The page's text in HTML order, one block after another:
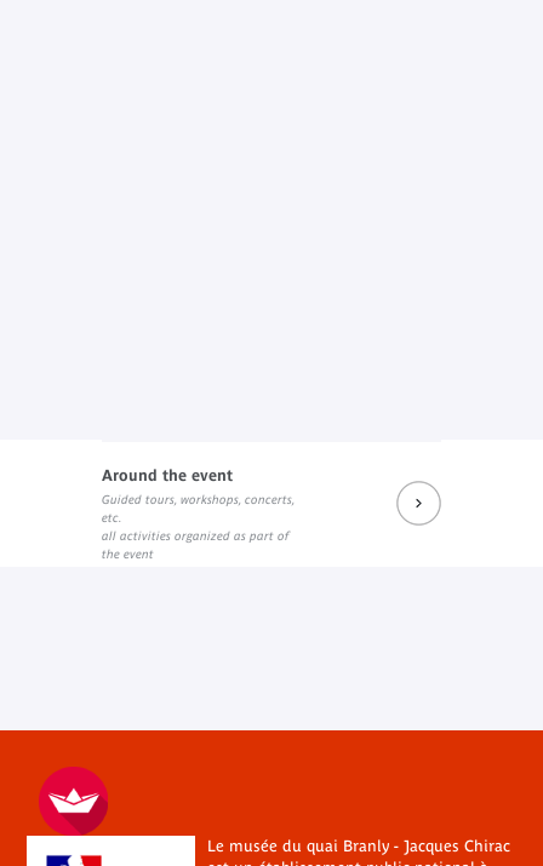
Around the event
Guided tours, workshops, concerts,
etc.
all activities organized as part of
the event
Le musée du quai Branly - Jacques Chirac